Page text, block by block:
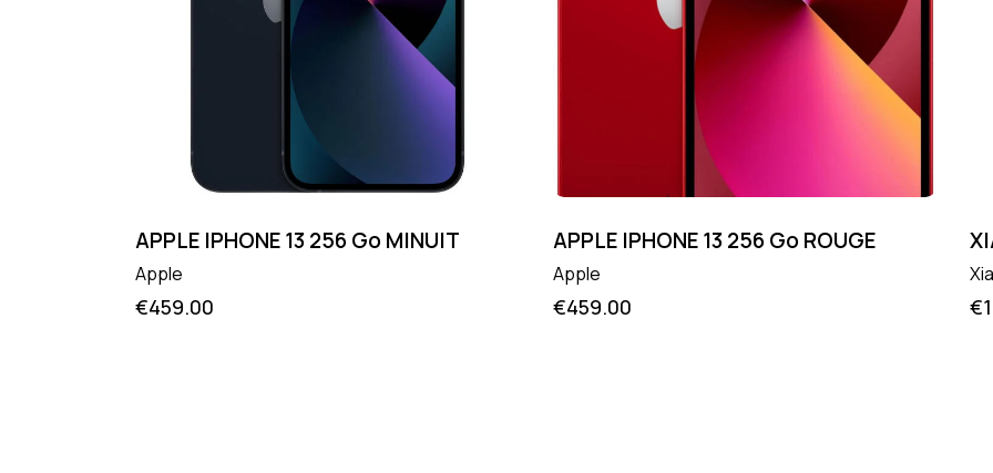
APPLE IPHONE 13 256 Go MINUIT
Apple
€459.00
APPLE IPHONE 13 256 Go ROUGE
Apple
€459.00 €